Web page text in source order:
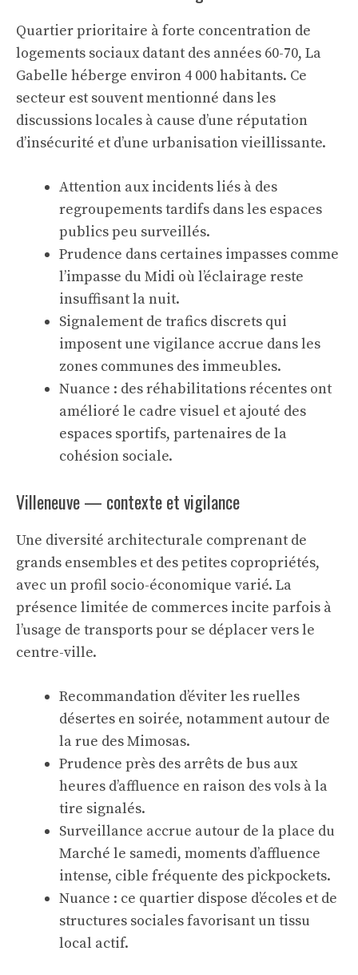
Quartier prioritaire à forte concentration de
logements sociaux datant des années 60-70, La
Gabelle héberge environ 4 000 habitants. Ce
secteur est souvent mentionné dans les
discussions locales à cause d’une réputation
d’insécurité et d’une urbanisation vieillissante.
Attention aux incidents liés à des
regroupements tardifs dans les espaces
publics peu surveillés.
Prudence dans certaines impasses comme
l’impasse du Midi où l’éclairage reste
insuffisant la nuit.
Signalement de trafics discrets qui
imposent une vigilance accrue dans les
zones communes des immeubles.
Nuance : des réhabilitations récentes ont
amélioré le cadre visuel et ajouté des
espaces sportifs, partenaires de la
cohésion sociale.
Villeneuve — contexte et vigilance
Une diversité architecturale comprenant de
grands ensembles et des petites copropriétés,
avec un profil socio-économique varié. La
présence limitée de commerces incite parfois à
l’usage de transports pour se déplacer vers le
centre-ville.
Recommandation d’éviter les ruelles
désertes en soirée, notamment autour de
la rue des Mimosas.
Prudence près des arrêts de bus aux
heures d’affluence en raison des vols à la
tire signalés.
Surveillance accrue autour de la place du
Marché le samedi, moments d’affluence
intense, cible fréquente des pickpockets.
Nuance : ce quartier dispose d’écoles et de
structures sociales favorisant un tissu
local actif.